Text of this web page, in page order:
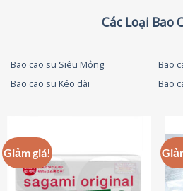
Các Loại Bao
Bao cao su Siêu Mỏng
Bao
Bao cao su Kéo dài
Bao
Giảm giá!